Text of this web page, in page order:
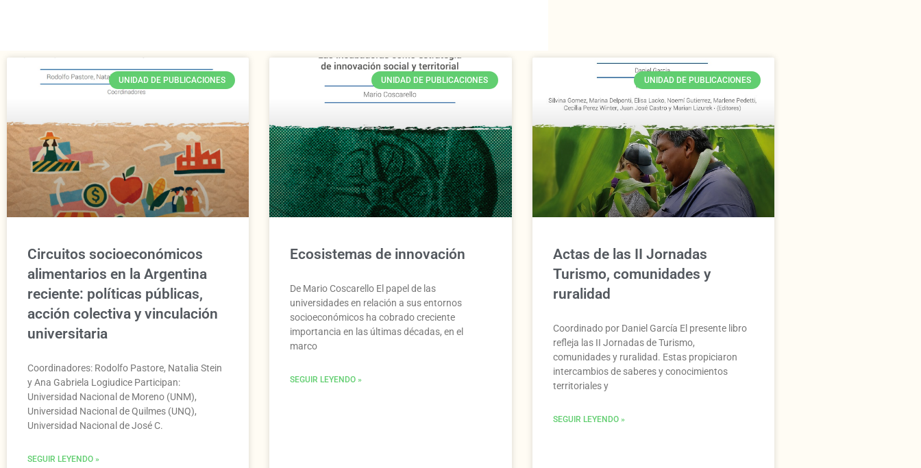
UNIDAD DE PUBLICACIONES
Circuitos socioeconómicos
alimentarios en la Argentina
reciente: políticas públicas,
acción colectiva y vinculación
universitaria
Coordinadores: Rodolfo Pastore, Natalia Stein
y Ana Gabriela Logiudice Participan:
Universidad Nacional de Moreno (UNM),
Universidad Nacional de Quilmes (UNQ),
Universidad Nacional de José C.
SEGUIR LEYENDO »
UNIDAD DE PUBLICACIONES
Ecosistemas de innovación
De Mario Coscarello El papel de las
universidades en relación a sus entornos
socioeconómicos ha cobrado creciente
importancia en las últimas décadas, en el
marco
SEGUIR LEYENDO »
UNIDAD DE PUBLICACIONES
Actas de las II Jornadas
Turismo, comunidades y
ruralidad
Coordinado por Daniel García El presente libro
refleja las II Jornadas de Turismo,
comunidades y ruralidad. Estas propiciaron
intercambios de saberes y conocimientos
territoriales y
SEGUIR LEYENDO »